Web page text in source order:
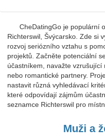
CheDatingGo je populární
Richterswil, Švýcarsko. Zde si
rozvoj seriózního vztahu s
projektů. Začněte potenciální
účastníkem, navažte
nebo romantické partnery.
nastavit různá vyhledávací
které odpovídají zájmům
seznamce Richterswil pro
Muži a